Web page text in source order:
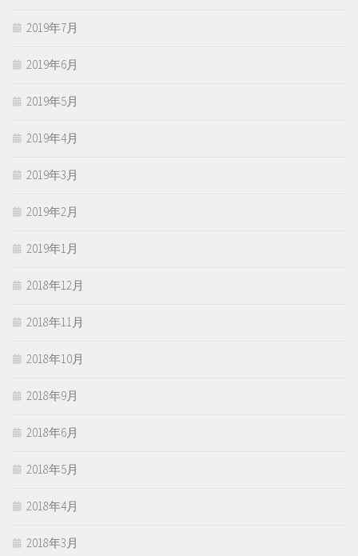
2019年7月
2019年6月
2019年5月
2019年4月
2019年3月
2019年2月
2019年1月
2018年12月
2018年11月
2018年10月
2018年9月
2018年6月
2018年5月
2018年4月
2018年3月